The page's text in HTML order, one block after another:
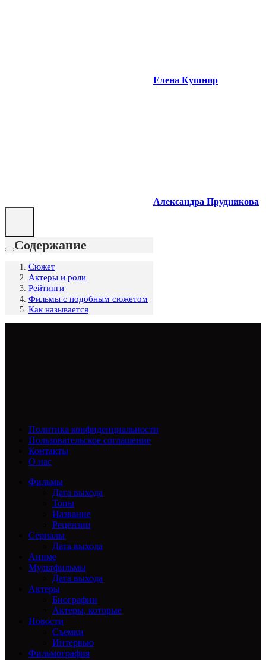
Елена Кушнир
Александра Прудникова
Содержание
Сюжет
Актеры и роли
Рейтинги
Фильмы с подобным сюжетом
Как называется
Политика конфиденциальности
Пользовательское соглашение
Контакты
О нас
Фильмы
Дата выхода
Топы
Название
Рецензии
Сериалы
Дата выхода
Аниме
Мультфильмы
Дата выхода
Актеры
Биографии
Актеры, которые
Новости
Съемки
Интервью
Фильмография